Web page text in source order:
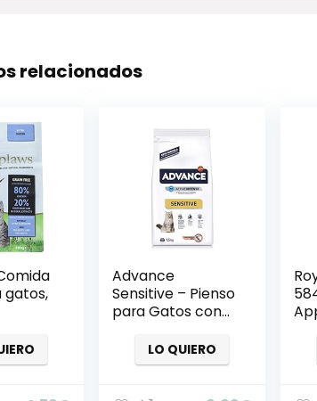
relacionados
gatos,
Advance
Sensitive – Pienso
para Gatos con
digestivas – 1.5 kg
LO QUIERO